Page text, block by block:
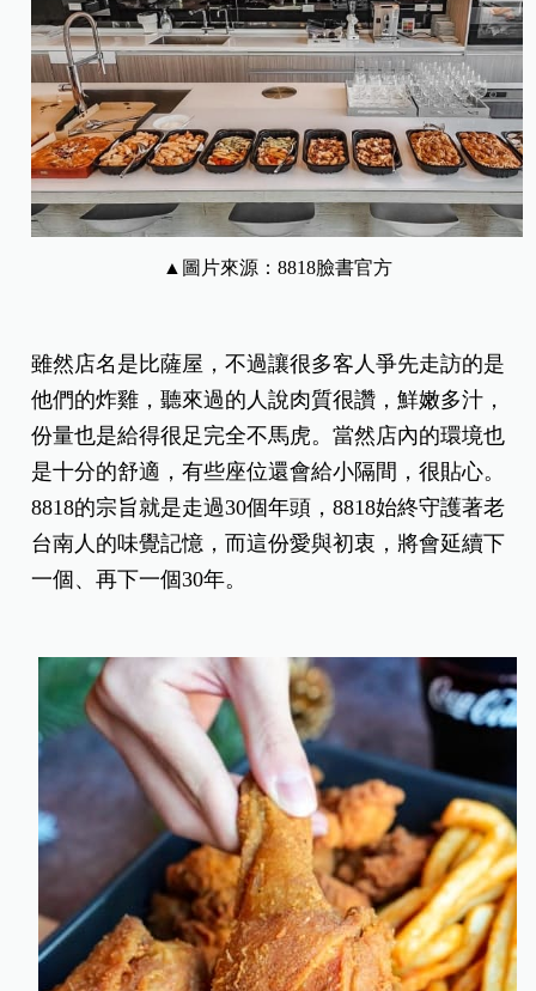
▲圖片來源：8818臉書官方
雖然店名是比薩屋，不過讓很多客人爭先走訪的是
他們的炸雞，聽來過的人說肉質很讚，鮮嫩多汁，
份量也是給得很足完全不馬虎。當然店內的環境也
是十分的舒適，有些座位還會給小隔間，很貼心。
8818的宗旨就是走過30個年頭，8818始終守護著老
台南人的味覺記憶，而這份愛與初衷，將會延續下
一個、再下一個30年。